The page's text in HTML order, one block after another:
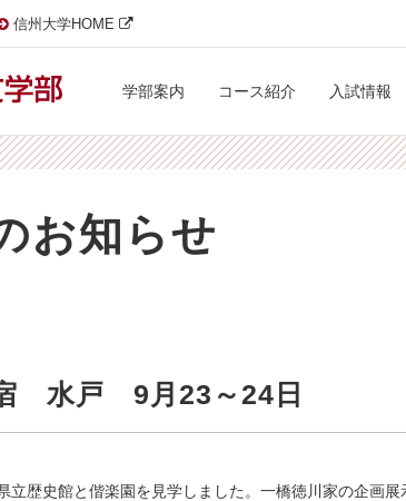
信州大学HOME
学部案内 コース紹介 入試情報
お知らせ
水戸 9月23～24日
立歴史館と偕楽園を見学しました。一橋徳川家の企画展